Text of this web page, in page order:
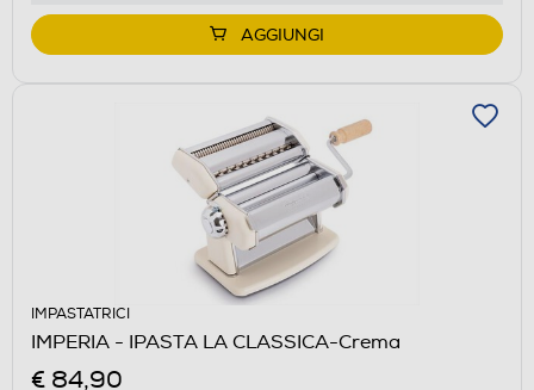
AGGIUNGI
IMPASTATRICI
IMPERIA - IPASTA LA CLASSICA-Crema
€ 84,90